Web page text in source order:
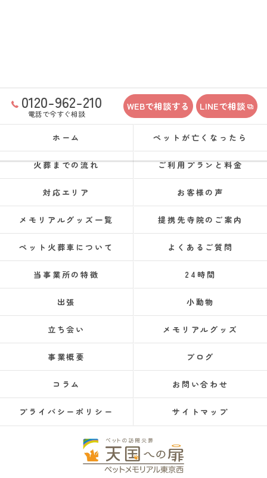
0120-962-210
電話で今すぐ相談
WEBで相談する LINEで相談
ホーム ペットが亡くなったら
火葬までの流れ ご利用プランと料金
対応エリア お客様の声
メモリアルグッズ一覧 提携先寺院のご案内
ペット火葬車について よくあるご質問
当事業所の特徴 24時間
出張 小動物
立ち会い メモリアルグッズ
事業概要 ブログ
コラム お問い合わせ
プライバシーポリシー サイトマップ